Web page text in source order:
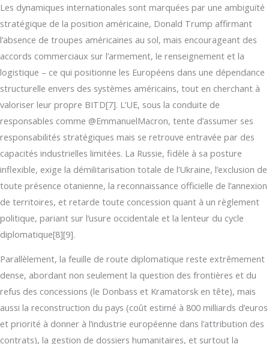
Les dynamiques internationales sont marquées par une ambiguïté
stratégique de la position américaine, Donald Trump affirmant
l’absence de troupes américaines au sol, mais encourageant des
accords commerciaux sur l’armement, le renseignement et la
logistique – ce qui positionne les Européens dans une dépendance
structurelle envers des systèmes américains, tout en cherchant à
valoriser leur propre BITD[7]. L’UE, sous la conduite de
responsables comme @EmmanuelMacron, tente d’assumer ses
responsabilités stratégiques mais se retrouve entravée par des
capacités industrielles limitées. La Russie, fidèle à sa posture
inflexible, exige la démilitarisation totale de l’Ukraine, l’exclusion de
toute présence otanienne, la reconnaissance officielle de l’annexion
de territoires, et retarde toute concession quant à un règlement
politique, pariant sur l’usure occidentale et la lenteur du cycle
diplomatique[8][9].
Parallèlement, la feuille de route diplomatique reste extrêmement
dense, abordant non seulement la question des frontières et du
refus des concessions (le Donbass et Kramatorsk en tête), mais
aussi la reconstruction du pays (coût estimé à 800 milliards d’euros
et priorité à donner à l’industrie européenne dans l’attribution des
contrats), la gestion de dossiers humanitaires, et surtout la